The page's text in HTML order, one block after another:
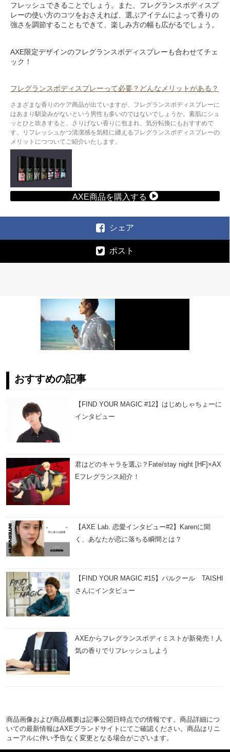
フレッシュできることでしょう。また、フレグランスボディスプ
レーの使い方のコツをおさえれば、選ぶアイテムによって香りの
強さを調節することもできて、楽しみ方の幅も広がるでしょう。
AXE限定デザインのフレグランスボディスプレーも合わせてチェ
ック！
フレグランスボディスプレーって必要？どんなメリットがある？
さまざまな香りのケア商品が出ていますが、フレグランスボディスプレーに
はあまり馴染みがないという男性も多いのではないでしょうか。素肌にシュ
ッとひと吹きすると、さりげない香りに包まれ、気分転換にもおすすめで
す。リフレッシュかつ清潔感を気軽に纏えるフレグランスボディスプレーの
メリットにつついてご紹介いたします。
AXE商品を購入する
シェア
ポスト
おすすめの記事
【FIND YOUR MAGIC #12】はじめしゃちょーに
インタビュー
君はどのキャラを選ぶ？Fate/stay night [HF]×AX
Eフレグランス紹介！
【AXE Lab. 恋愛インタビュー#2】Karenに聞
く、あなたが恋に落ちる瞬間とは？
【FIND YOUR MAGIC #15】パルクール TAISHI
さんにインタビュー
AXEからフレグランスボディミストが新発売！人
気の香りでリフレッシュしよう
商品画像および商品概要は記事公開日時点での情報です。商品詳細につ
いての最新情報はAXEブランドサイトにてご確認ください。商品はリニ
ューアルに伴い予告なく変更となる場合がございます。